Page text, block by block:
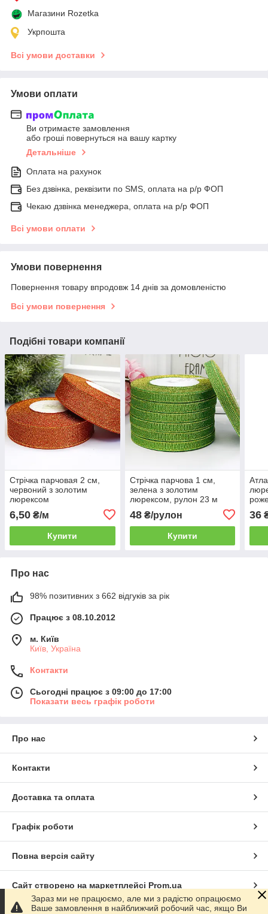
Магазини Rozetka
Укрпошта
Всі умови доставки
Умови оплати
Ви отримаєте замовлення
або гроші повернуться на вашу картку
Детальніше
Оплата на рахунок
Без дзвінка, реквізити по SMS, оплата на р/р ФОП
Чекаю дзвінка менеджера, оплата на р/р ФОП
Всі умови оплати
Умови повернення
Повернення товару впродовж 14 днів за домовленістю
Всі умови повернення
Подібні товари компанії
Стрічка парчовая 2 см,
червоний з золотим
люрексом
6,50 ₴/м
Купити
Стрічка парчова 1 см,
зелена з золотим
люрексом, рулон 23 м
48₴/рулон
Купити
36
Про нас
98% позитивних з 662 відгуків за рік
Працює з 08.10.2012
м. Київ
Київ, Україна
Контакти
Сьогодні працює з 09:00 до 17:00
Показати весь графік роботи
Про нас
Контакти
Доставка та оплата
Графік роботи
Повна версія сайту
Сайт створено на маркетплейсі Prom.ua
Зараз ми не працюємо, але ми з радістю опрацюємо
Ваше замовлення в найближчий робочий час, якщо Ви